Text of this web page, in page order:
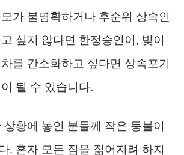
가 불명확하거나 후순위 상속인
싶지 않다면 한정승인이, 빚이
를 간소화하고 싶다면 상속포기
될 수 있습니다.
상황에 놓인 분들께 작은 등불이
. 혼자 모든 짐을 짊어지려 하지